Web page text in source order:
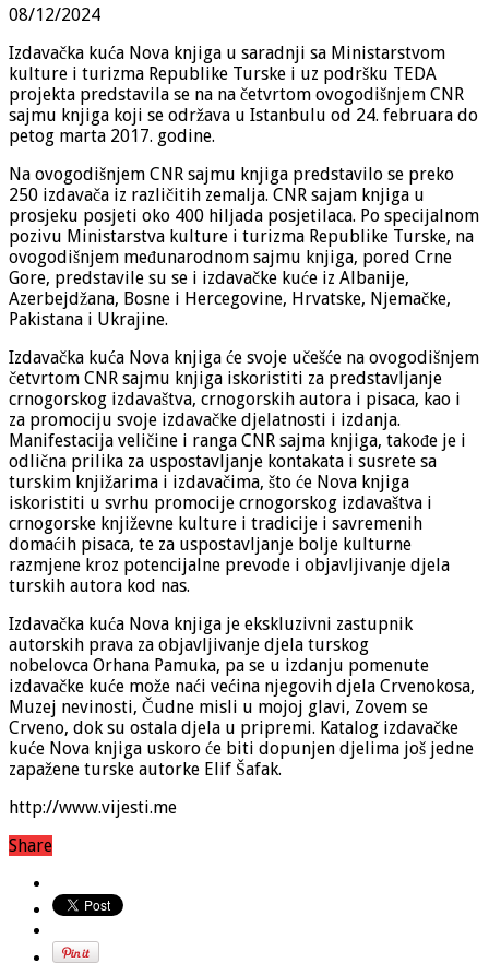
08/12/2024
Izdavačka kuća Nova knjiga u saradnji sa Ministarstvom
kulture i turizma Republike Turske i uz podršku TEDA
projekta predstavila se na na četvrtom ovogodišnjem CNR
sajmu knjiga koji se održava u Istanbulu od 24. februara do
petog marta 2017. godine.
Na ovogodišnjem CNR sajmu knjiga predstavilo se preko
250 izdavača iz različitih zemalja. CNR sajam knjiga u
prosjeku posjeti oko 400 hiljada posjetilaca. Po specijalnom
pozivu Ministarstva kulture i turizma Republike Turske, na
ovogodišnjem međunarodnom sajmu knjiga, pored Crne
Gore, predstavile su se i izdavačke kuće iz Albanije,
Azerbejdžana, Bosne i Hercegovine, Hrvatske, Njemačke,
Pakistana i Ukrajine.
Izdavačka kuća Nova knjiga će svoje učešće na ovogodišnjem
četvrtom CNR sajmu knjiga iskoristiti za predstavljanje
crnogorskog izdavaštva, crnogorskih autora i pisaca, kao i
za promociju svoje izdavačke djelatnosti i izdanja.
Manifestacija veličine i ranga CNR sajma knjiga, takođe je i
odlična prilika za uspostavljanje kontakata i susrete sa
turskim knjižarima i izdavačima, što će Nova knjiga
iskoristiti u svrhu promocije crnogorskog izdavaštva i
crnogorske književne kulture i tradicije i savremenih
domaćih pisaca, te za uspostavljanje bolje kulturne
razmjene kroz potencijalne prevode i objavljivanje djela
turskih autora kod nas.
Izdavačka kuća Nova knjiga je ekskluzivni zastupnik
autorskih prava za objavljivanje djela turskog
nobelovca Orhana Pamuka, pa se u izdanju pomenute
izdavačke kuće može naći većina njegovih djela Crvenokosa,
Muzej nevinosti, Čudne misli u mojoj glavi, Zovem se
Crveno, dok su ostala djela u pripremi. Katalog izdavačke
kuće Nova knjiga uskoro će biti dopunjen djelima još jedne
zapažene turske autorke Elif Šafak.
http://www.vijesti.me
Share